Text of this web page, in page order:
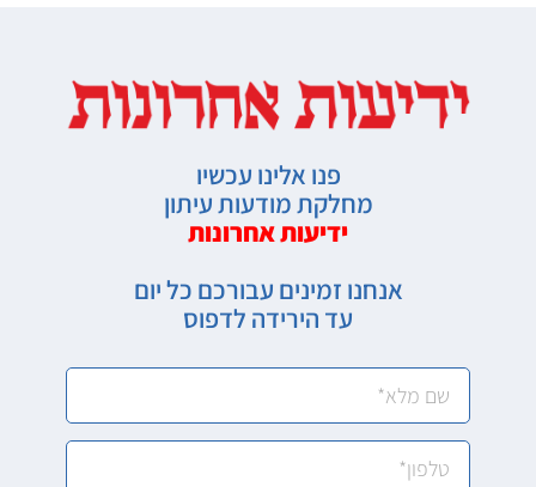
פנו אלינו עכשיו
מחלקת מודעות עיתון
ידיעות אחרונות
אנחנו זמינים עבורכם כל יום
עד הירידה לדפוס